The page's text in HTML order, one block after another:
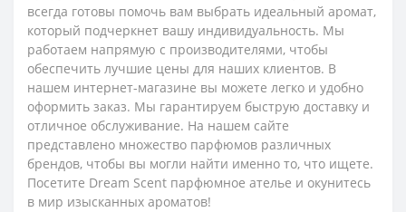
всегда готовы помочь вам выбрать идеальный аромат,
который подчеркнет вашу индивидуальность. Мы
работаем напрямую с производителями, чтобы
обеспечить лучшие цены для наших клиентов. В
нашем интернет-магазине вы можете легко и удобно
оформить заказ. Мы гарантируем быструю доставку и
отличное обслуживание. На нашем сайте
представлено множество парфюмов различных
брендов, чтобы вы могли найти именно то, что ищете.
Посетите Dream Scent парфюмное ателье и окунитесь
в мир изысканных ароматов!